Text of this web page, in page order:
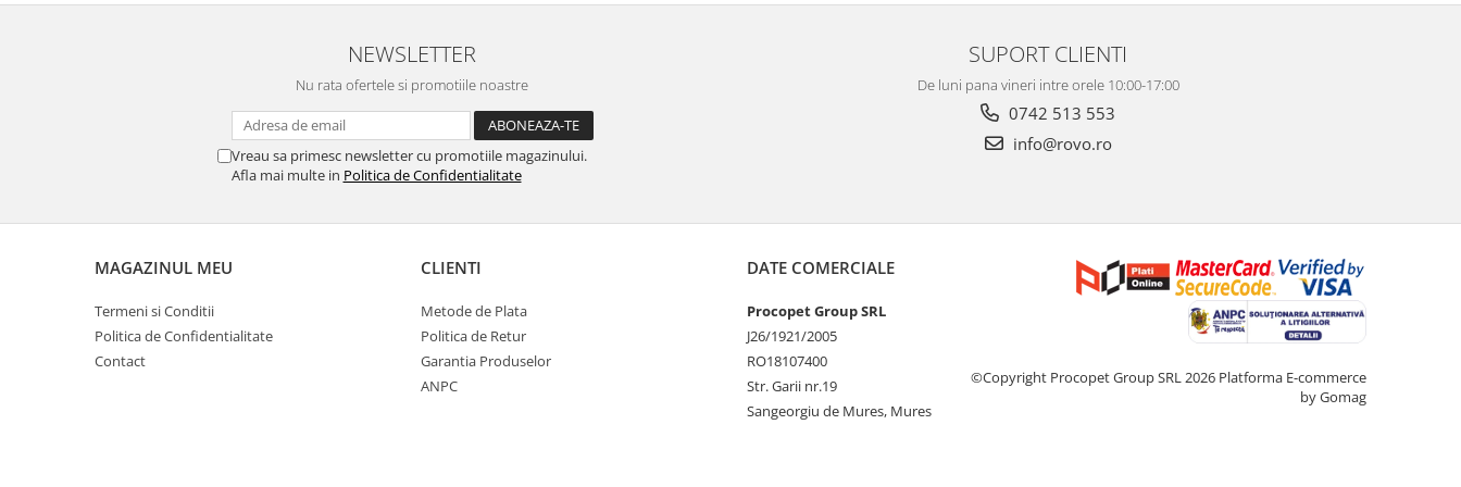
NEWSLETTER
Nu rata ofertele si promotiile noastre
Vreau sa primesc newsletter cu promotiile magazinului.
Afla mai multe in Politica de Confidentialitate
SUPORT CLIENTI
De luni pana vineri intre orele 10:00-17:00
0742 513 553
info@rovo.ro
MAGAZINUL MEU
Termeni si Conditii
Politica de Confidentialitate
Contact
CLIENTI
Metode de Plata
Politica de Retur
Garantia Produselor
ANPC
DATE COMERCIALE
Procopet Group SRL
J26/1921/2005
RO18107400
Str. Garii nr.19
Sangeorgiu de Mures, Mures
©Copyright Procopet Group SRL 2026 Platforma E-commerce
by Gomag